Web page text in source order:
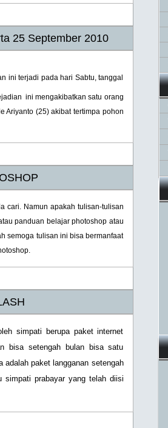
25 September 2010
ini terjadi pada hari Sabtu, tanggal
ini mengakibatkan satu orang
Ariyanto (25) akibat tertimpa pohon
cari. Namun apakah tulisan-tulisan
panduan belajar photoshop atau
semoga tulisan ini bisa bermanfaat
simpati berupa paket internet
bisa setengah bulan bisa satu
paket langganan setengah
simpati prabayar yang telah diisi